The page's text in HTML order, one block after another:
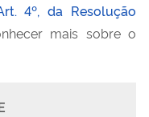
4º, da Resolução
mais sobre o